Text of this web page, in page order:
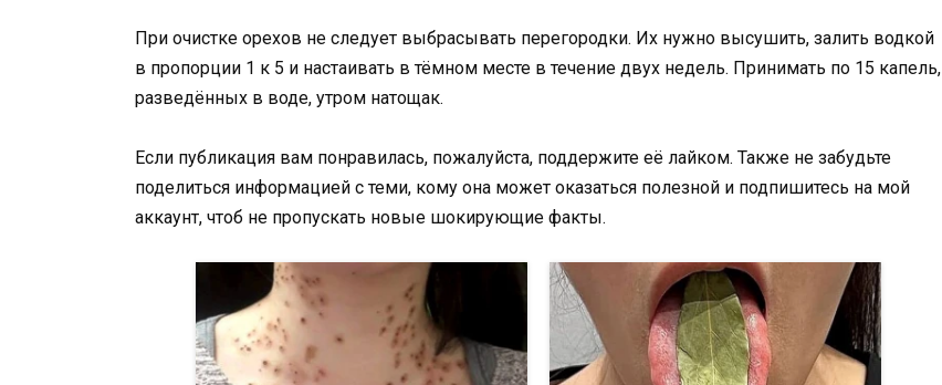
При очистке орехов не следует выбрасывать перегородки. Их нужно высушить, залить водкой
в пропорции 1 к 5 и настаивать в тёмном месте в течение двух недель. Принимать по 15 капель,
разведённых в воде, утром натощак.
Если публикация вам понравилась, пожалуйста, поддержите её лайком. Также не забудьте
поделиться информацией с теми, кому она может оказаться полезной и подпишитесь на мой
аккаунт, чтоб не пропускать новые шокирующие факты.